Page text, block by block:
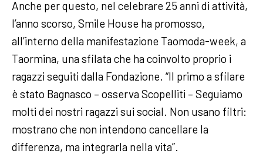
Anche per questo, nel celebrare 25 anni di attività,
l’anno scorso, Smile House ha promosso,
all’interno della manifestazione Taomoda-week, a
Taormina, una sfilata che ha coinvolto proprio i
ragazzi seguiti dalla Fondazione. “Il primo a sfilare
è stato Bagnasco – osserva Scopelliti – Seguiamo
molti dei nostri ragazzi sui social. Non usano filtri:
mostrano che non intendono cancellare la
differenza, ma integrarla nella vita”.